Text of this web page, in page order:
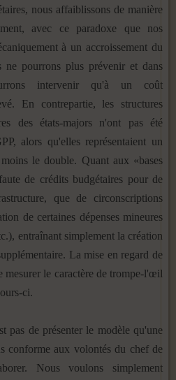
nous affaiblissons de manière
avec ce paradoxe que nos
à un accroissement du
ne pourrons plus prévenir et dans
intervenir qu'à un coût
En contrepartie, les structures
des états-majors n'ont pas été
alors qu'elles représentaient un
le double. Quant aux «bases
de crédits budgétaires pour de
que de circonscriptions
de certaines dépenses mineures
entraînant simplement la création
La mise en regard de
mesurer le caractère de trompe-l'œil
ci.
pas de présenter le modèle qu'une
conforme aux volontés du chef de
Nous voulons simplement